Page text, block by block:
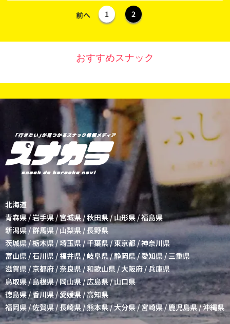
前へ 1 2
おすすめスナック
北海道
青森県/岩手県/宮城県/秋田県 / 山形県/福島県
新潟県/群馬県 / 山梨県 /長野県
茨城県 /栃木県/埼玉県/千葉県/東京都 /神奈川県
富山県 /石川県 /福井県/岐阜県/静岡県/愛知県/三重県
滋賀県/京都府/奈良県 /和歌山県/大阪府 /兵庫県
鳥取県 / 島根県/岡山県/広島県/山口県
徳島県/香川県/愛媛県 /高知県
福岡県 /佐賀県 /長崎県/熊本県/大分県/宮崎県/鹿児島県/沖縄県